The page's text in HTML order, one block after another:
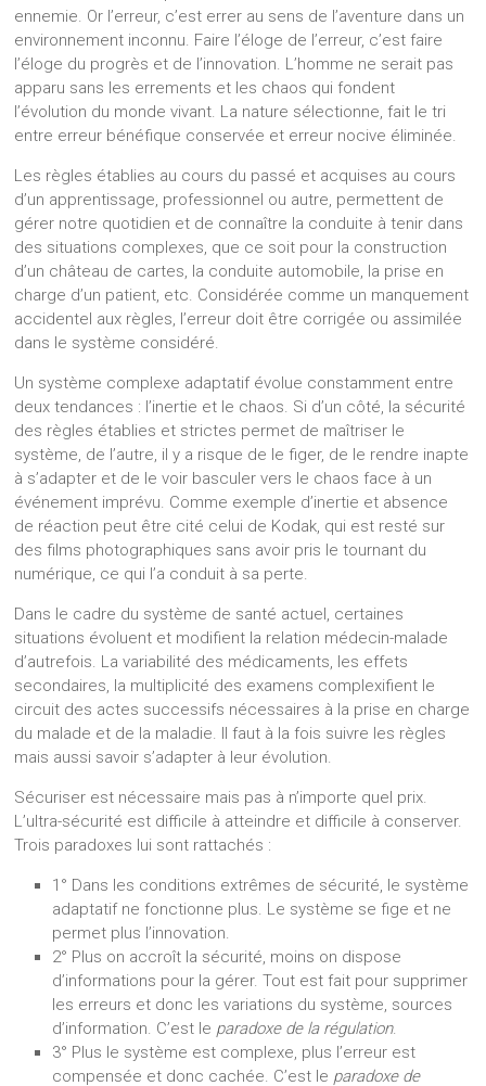
ennemie. Or l’erreur, c’est errer au sens de l’aventure dans un
environnement inconnu. Faire l’éloge de l’erreur, c’est faire
l’éloge du progrès et de l’innovation. L’homme ne serait pas
apparu sans les errements et les chaos qui fondent
l’évolution du monde vivant. La nature sélectionne, fait le tri
entre erreur bénéfique conservée et erreur nocive éliminée.
Les règles établies au cours du passé et acquises au cours
d’un apprentissage, professionnel ou autre, permettent de
gérer notre quotidien et de connaître la conduite à tenir dans
des situations complexes, que ce soit pour la construction
d’un château de cartes, la conduite automobile, la prise en
charge d’un patient, etc. Considérée comme un manquement
accidentel aux règles, l’erreur doit être corrigée ou assimilée
dans le système considéré.
Un système complexe adaptatif évolue constamment entre
deux tendances : l’inertie et le chaos. Si d’un côté, la sécurité
des règles établies et strictes permet de maîtriser le
système, de l’autre, il y a risque de le figer, de le rendre inapte
à s’adapter et de le voir basculer vers le chaos face à un
événement imprévu. Comme exemple d’inertie et absence
de réaction peut être cité celui de Kodak, qui est resté sur
des films photographiques sans avoir pris le tournant du
numérique, ce qui l’a conduit à sa perte.
Dans le cadre du système de santé actuel, certaines
situations évoluent et modifient la relation médecin-malade
d’autrefois. La variabilité des médicaments, les effets
secondaires, la multiplicité des examens complexifient le
circuit des actes successifs nécessaires à la prise en charge
du malade et de la maladie. Il faut à la fois suivre les règles
mais aussi savoir s’adapter à leur évolution.
Sécuriser est nécessaire mais pas à n’importe quel prix.
L’ultra-sécurité est difficile à atteindre et difficile à conserver.
Trois paradoxes lui sont rattachés :
1° Dans les conditions extrêmes de sécurité, le système
adaptatif ne fonctionne plus. Le système se fige et ne
permet plus l’innovation.
2° Plus on accroît la sécurité, moins on dispose
d’informations pour la gérer. Tout est fait pour supprimer
les erreurs et donc les variations du système, sources
d’information. C’est le paradoxe de la régulation.
3° Plus le système est complexe, plus l’erreur est
compensée et donc cachée. C’est le paradoxe de